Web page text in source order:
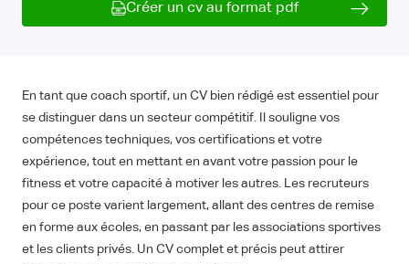
Créer un cv au format pdf
En tant que coach sportif, un CV bien rédigé est essentiel pour
se distinguer dans un secteur compétitif. Il souligne vos
compétences techniques, vos certifications et votre
expérience, tout en mettant en avant votre passion pour le
fitness et votre capacité à motiver les autres. Les recruteurs
pour ce poste varient largement, allant des centres de remise
en forme aux écoles, en passant par les associations sportives
et les clients privés. Un CV complet et précis peut attirer